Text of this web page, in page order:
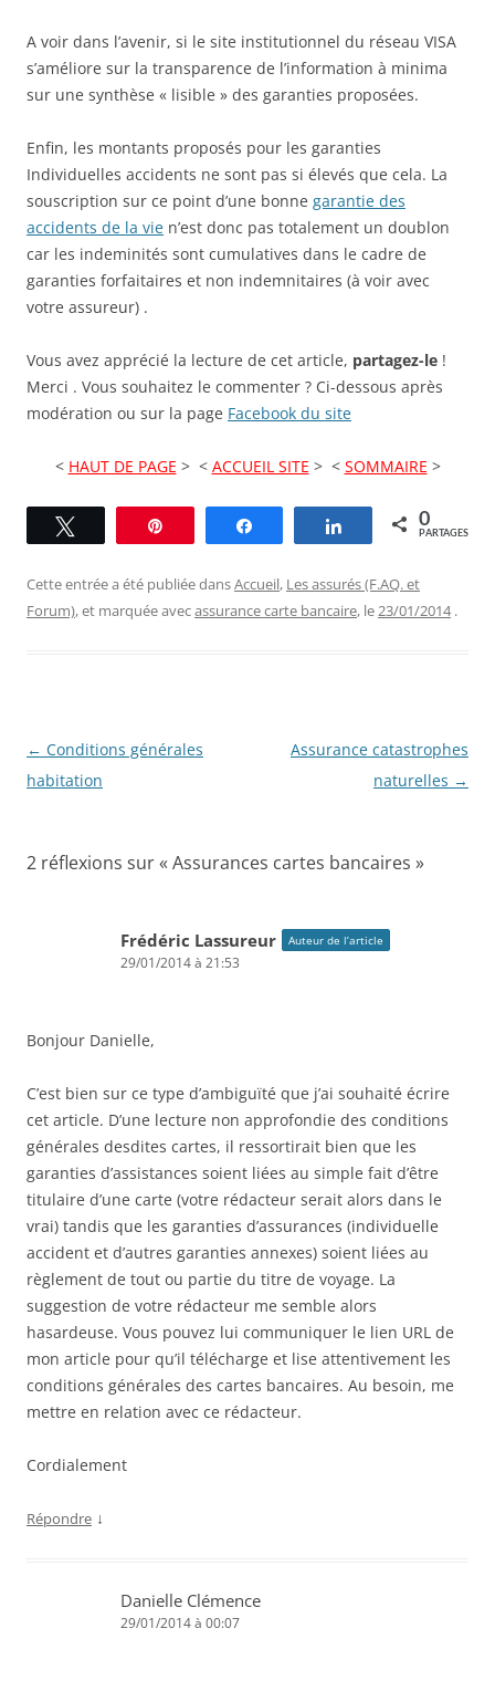
A voir dans l’avenir, si le site institutionnel du réseau VISA
s’améliore sur la transparence de l’information à minima
sur une synthèse « lisible » des garanties proposées.
Enfin, les montants proposés pour les garanties
Individuelles accidents ne sont pas si élevés que cela. La
souscription sur ce point d’une bonne garantie des
accidents de la vie n’est donc pas totalement un doublon
car les indeminités sont cumulatives dans le cadre de
garanties forfaitaires et non indemnitaires (à voir avec
votre assureur) .
Vous avez apprécié la lecture de cet article, partagez-le !
Merci . Vous souhaitez le commenter ? Ci-dessous après
modération ou sur la page Facebook du site
< HAUT DE PAGE > < ACCUEIL SITE > < SOMMAIRE >
Partagez 0
PARTAGES
Cette entrée a été publiée dansAccueil, Les assurés (F.AQ. et
Forum), et marquée avecassurance carte bancaire, le23/01/2014 .
Navigation
des
← Conditions générales
habitation
Assurance catastrophes
naturelles →
2 réflexions sur « Assurances cartes bancaires »
Frédéric Lassureur Auteur de l’article
29/01/2014 à 21:53
Bonjour Danielle,
C’est bien sur ce type d’ambiguïté que j’ai souhaité écrire
cet article. D’une lecture non approfondie des conditions
générales desdites cartes, il ressortirait bien que les
garanties d’assistances soient liées au simple fait d’être
titulaire d’une carte (votre rédacteur serait alors dans le
vrai) tandis que les garanties d’assurances (individuelle
accident et d’autres garanties annexes) soient liées au
règlement de tout ou partie du titre de voyage. La
suggestion de votre rédacteur me semble alors
hasardeuse. Vous pouvez lui communiquer le lien URL de
mon article pour qu’il télécharge et lise attentivement les
conditions générales des cartes bancaires. Au besoin, me
mettre en relation avec ce rédacteur.
Cordialement
Répondre ↓
Danielle Clémence
29/01/2014 à 00:07